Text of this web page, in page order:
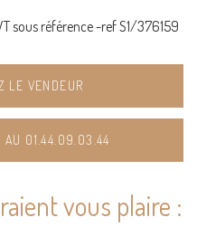
sous référence -ref S1/376159
LE VENDEUR
AU 01.44.09.03.44
vous plaire :